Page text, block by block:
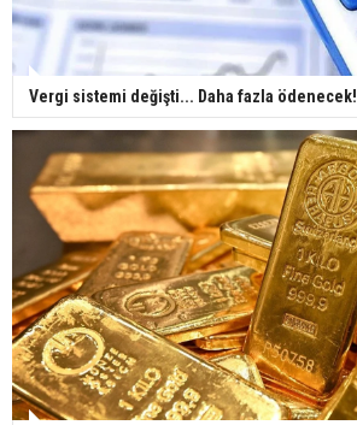
Vergi sistemi değişti... Daha fazla ödenecek!